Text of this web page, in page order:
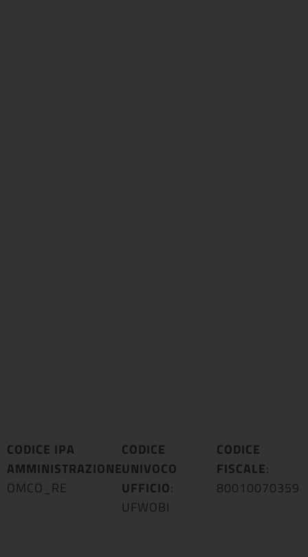
CODICE IPA
AMMINISTRAZIONE:
OMCO_RE
CODICE
UNIVOCO
UFFICIO:
UFWOBI
CODICE
FISCALE:
80010070359